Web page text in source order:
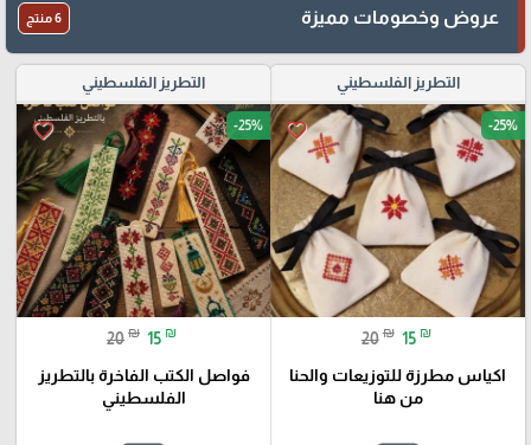
عروض وخصومات مميزة 6 منتج
التطريز الفلسطيني
favorite_border -25%
20 ₪ 15 ₪
اكياس مطرزة للتوزيعات والحنا
من هنا
التطريز الفلسطيني
favorite_border -25%
20 ₪ 15 ₪
فواصل الكتب الفاخرة بالتطريز
الفلسطيني